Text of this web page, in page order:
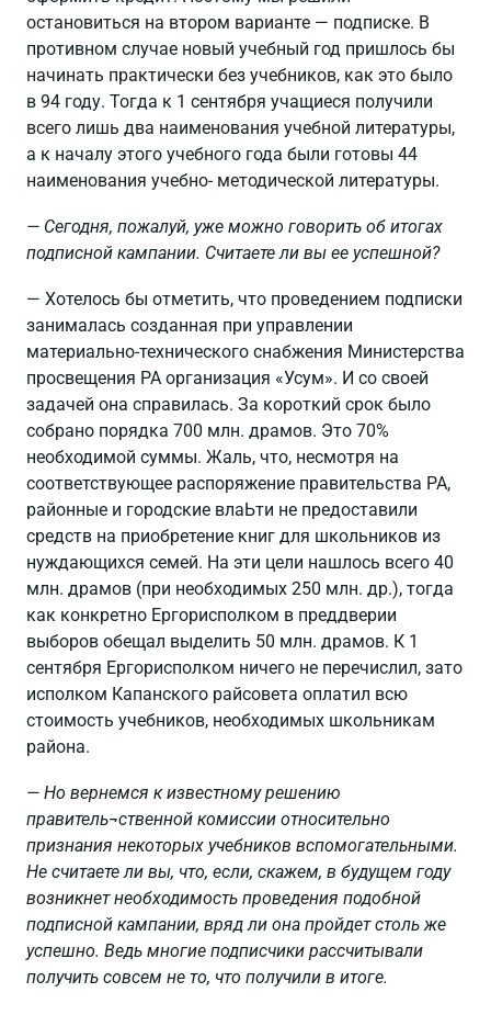
остановиться на втором варианте — подписке. В
противном случае новый учебный год пришлось бы
начинать практически без учебников, как это было
в 94 году. Тогда к 1 сентября учащиеся получили
всего лишь два наименования учебной литературы,
а к началу этого учебного года были готовы 44
наименования учебно- методической литературы.
— Сегодня, пожалуй, уже можно говорить об итогах
подписной кампании. Считаете ли вы ее успешной?
— Хотелось бы отметить, что проведением подписки
занималась созданная при управлении
материально-технического снабжения Министерства
просвещения РА организация «Усум». И со своей
задачей она справилась. За короткий срок было
собрано порядка 700 млн. драмов. Это 70%
необходимой суммы. Жаль, что, несмотря на
соответствующее распоряжение правительства РА,
районные и городские влаЬти не предоставили
средств на приобретение книг для школьников из
нуждающихся семей. На эти цели нашлось всего 40
млн. драмов (при необходимых 250 млн. др.), тогда
как конкретно Ергорисполком в преддверии
выборов обещал выделить 50 млн. драмов. К 1
сентября Ергорисполком ничего не перечислил, зато
исполком Капанского райсовета оплатил всю
стоимость учебников, необходимых школьникам
района.
— Но вернемся к известному решению
правитель¬ственной комиссии относительно
признания некоторых учебников вспомогательными.
Не считаете ли вы, что, если, скажем, в будущем году
возникнет необходимость проведения подобной
подписной кампании, вряд ли она пройдет столь же
успешно. Ведь многие подписчики рассчитывали
получить совсем не то, что получили в итоге.